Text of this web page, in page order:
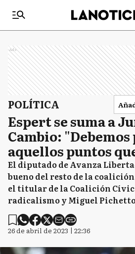
Ads
POLÍTICA
Espert se suma a
Cambio:
aquellos puntos
El diputado de Avanza
bueno del resto de la
el titular de la Coalición
radicalismo y Miguel
26 de abril de 2023 | 22:36